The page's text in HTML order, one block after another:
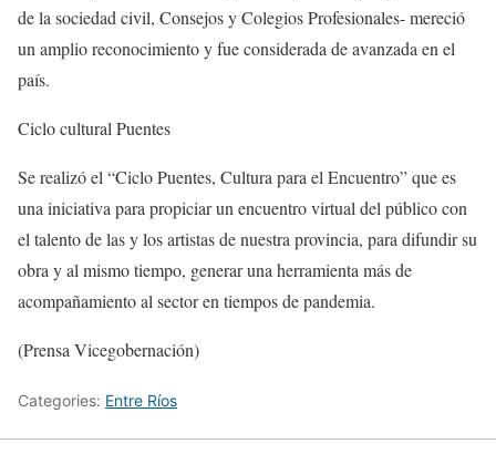
de la sociedad civil, Consejos y Colegios Profesionales- mereció
un amplio reconocimiento y fue considerada de avanzada en el
país.
Ciclo cultural Puentes
Se realizó el “Ciclo Puentes, Cultura para el Encuentro” que es
una iniciativa para propiciar un encuentro virtual del público con
el talento de las y los artistas de nuestra provincia, para difundir su
obra y al mismo tiempo, generar una herramienta más de
acompañamiento al sector en tiempos de pandemia.
(Prensa Vicegobernación)
Categories: Entre Ríos